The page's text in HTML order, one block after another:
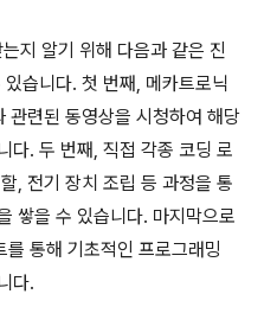
지 알기 위해 다음과 같은 진
습니다. 첫 번째, 메카트로닉
관련된 동영상을 시청하여 해당
다. 두 번째, 직접 각종 코딩 로
, 전기 장치 조립 등 과정을 통
쌓을 수 있습니다. 마지막으로
통해 기초적인 프로그래밍
다.